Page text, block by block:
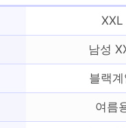
XXL
남성
블랙계
여름